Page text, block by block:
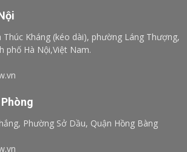
Thúc Kháng (kéo dài), phường Láng Thượng,
phố Hà Nội,Việt Nam.
Phường Sở Dầu, Quận Hồng Bàng